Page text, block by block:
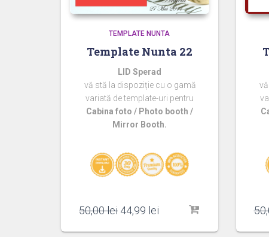
TEMPLATE NUNTA
Template Nunta 22
LID Sperad
vă stă la dispoziție cu o gamă
variată de template-uri pentru
Cabina foto / Photo booth /
Mirror Booth.
50,00lei Prețul
44,99 lei